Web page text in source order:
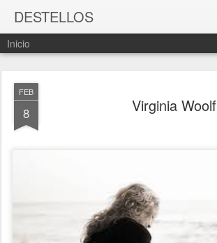
DESTELLOS
Inicio
FEB
8 Virginia Woolf